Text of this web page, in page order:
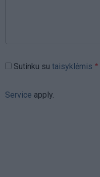
Sutinku su taisyklėmis
Service apply.